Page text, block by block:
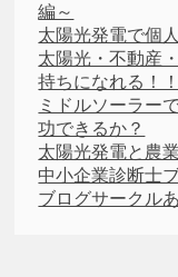
編～
太陽光発電で個
太陽光・不動産
持ちになれる！！
ミドルソーラー
功できるか？
太陽光発電と農
中小企業診断士
ブログサークル